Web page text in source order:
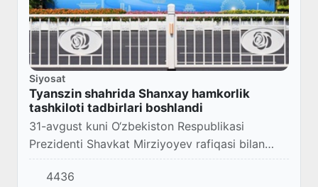
Siyosat
Tyanszin shahrida Shanxay hamkorlik
tashkiloti tadbirlari boshlandi
31-avgust kuni O‘zbekiston Respublikasi
Prezidenti Shavkat Mirziyoyev rafiqasi bilan
birga Tyanszin shahridagi "Meyszyan" kongress
markazida Shanxay hamkorlik tashkiloti
4436